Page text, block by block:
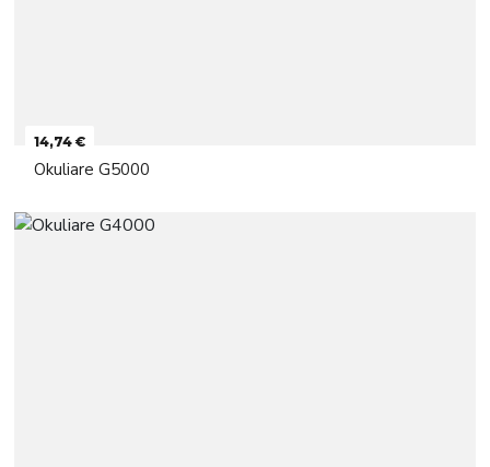
14,74 €
Okuliare G5000